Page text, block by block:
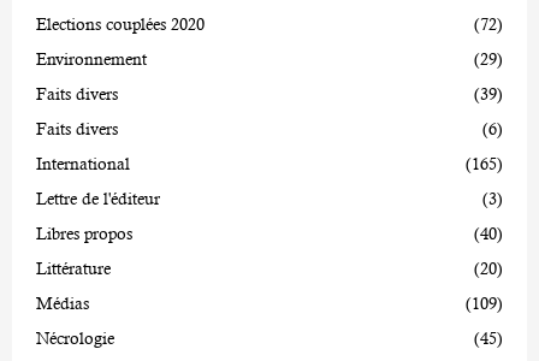
Elections couplées 2020
(72)
Environnement
(29)
Faits divers
(39)
Faits divers
(6)
International
(165)
Lettre de l'éditeur
(3)
Libres propos
(40)
Littérature
(20)
Médias
(109)
Nécrologie
(45)